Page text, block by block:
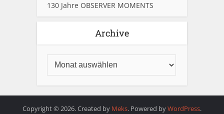
130 Jahre OBSERVER MOMENTS
Archive
Copyright © 2026. Created by Meks. Powered byWordPress.